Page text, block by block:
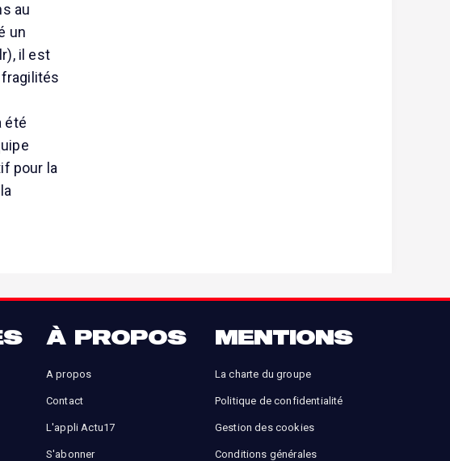
au
un
il est
été
pour la
À PROPOS
A propos
Contact
L'appli Actu17
S'abonner
MENTIONS
La charte du groupe
Politique de confidentialité
Gestion des cookies
Conditions générales